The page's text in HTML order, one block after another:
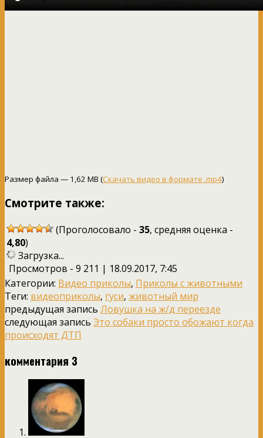
Размер файла — 1,62 MB (Скачать видео в формате .mp4)
Смотрите также:
(Проголосовало - 35, средняя оценка -
4,80)
Загрузка...
Просмотров - 9 211 | 18.09.2017, 7:45
Категории: Видео приколы, Приколы с животными
Теги: видеоприколы, гуси, животный мир
предыдущая запись Ловушка на ж/д переезде
следующая запись Это собаки просто обожают когда
происходят ДТП
комментария 3